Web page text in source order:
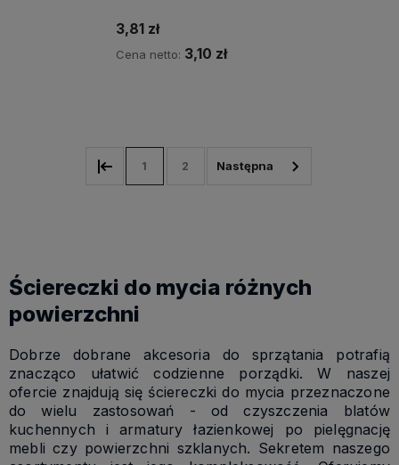
3,81 zł
Cena netto: 3,10 zł
1 2
Ściereczki do mycia różnych
powierzchni
Dobrze dobrane akcesoria do sprzątania potrafią
znacząco ułatwić codzienne porządki. W naszej
ofercie znajdują się ściereczki do mycia przeznaczone
do wielu zastosowań - od czyszczenia blatów
kuchennych i armatury łazienkowej po pielęgnację
mebli czy powierzchni szklanych. Sekretem naszego